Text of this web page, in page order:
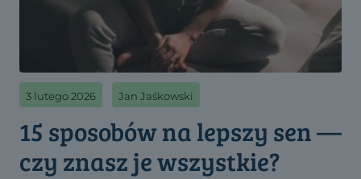
3 lutego 2026 Jan Jaśkowski
15 sposobów na lepszy sen —
czy znasz je wszystkie?